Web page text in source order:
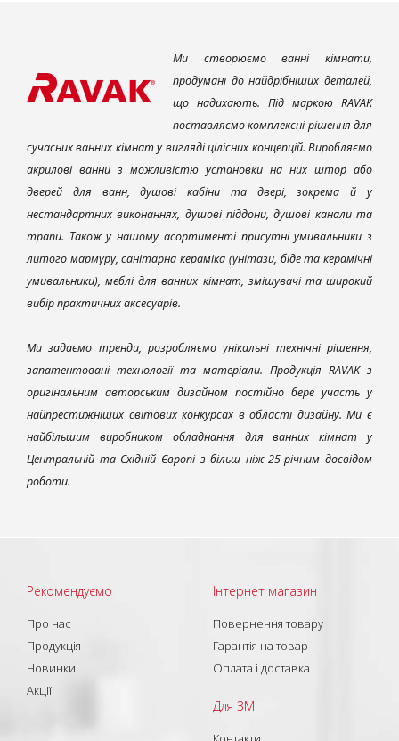
Ми створюємо ванні кімнати,
продумані до найдрібніших деталей,
що надихають. Під маркою RAVAK
поставляємо комплексні рішення для
сучасних ванних кімнат у вигляді цілісних концепцій. Виробляємо
акрилові ванни з можливістю установки на них штор або
дверей для ванн, душові кабіни та двері, зокрема й у
нестандартних виконаннях, душові піддони, душові канали та
трапи. Також у нашому асортименті присутні умивальники з
литого мармуру, санітарна кераміка (унітази, біде та керамічні
умивальники), меблі для ванних кімнат, змішувачі та широкий
вибір практичних аксесуарів.
Ми задаємо тренди, розробляємо унікальні технічні рішення,
запатентовані технології та матеріали. Продукція RAVAK з
оригінальним авторським дизайном постійно бере участь у
найпрестижніших світових конкурсах в області дизайну. Ми є
найбільшим виробником обладнання для ванних кімнат у
Центральній та Східній Європі з більш ніж 25-річним досвідом
роботи.
Рекомендуємо
Про нас
Продукція
Новинки
Акції
Інтернет магазин
Повернення товару
Гарантія на товар
Оплата і доставка
Для ЗМІ